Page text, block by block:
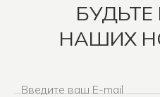
БУДЬТЕ
НАШИХ
Введите ваш E-mail